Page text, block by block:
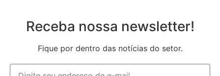
Receba nossa newsletter!
Fique por dentro das notícias do setor.